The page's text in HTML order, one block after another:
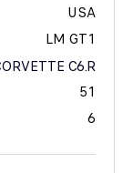
USA
LM GT1
C6.R
51
6